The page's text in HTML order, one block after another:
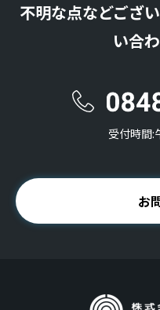
不明な点などござ
い合
受付時間:
お